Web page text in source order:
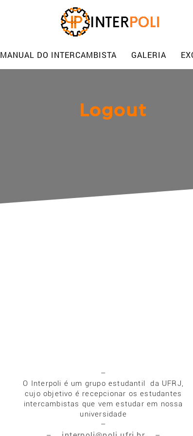
MANUAL DO INTERCAMBISTA GALERIA
Logout
–
O Interpoli é um grupo estudantil da UFRJ,
cujo objetivo é recepcionar os estudantes
intercambistas que vem estudar em nossa
universidade
–